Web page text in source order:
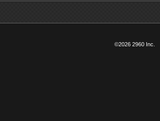
©2026 2960 Inc.